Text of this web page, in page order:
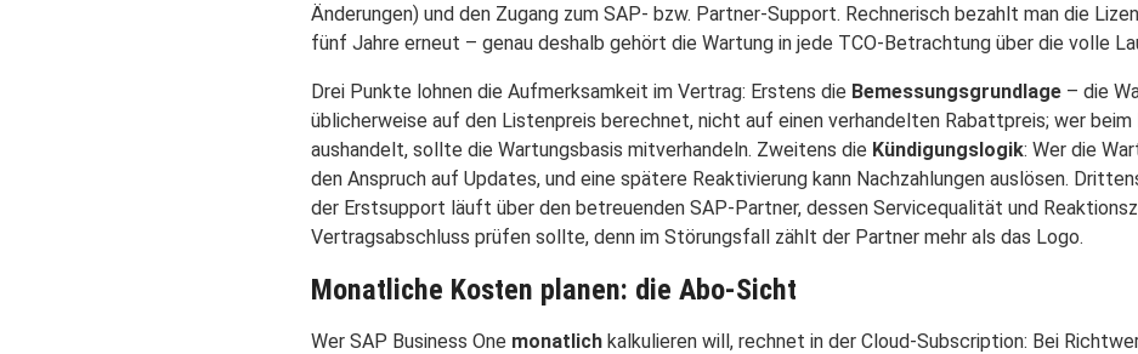
Änderungen) und den Zugang zum SAP- bzw. Partner-Support. Rechnerisch bezahlt man die
fünf Jahre erneut – genau deshalb gehört die Wartung in jede TCO-Betrachtung über die volle
Drei Punkte lohnen die Aufmerksamkeit im Vertrag: Erstens die Bemessungsgrundlage – die
üblicherweise auf den Listenpreis berechnet, nicht auf einen verhandelten Rabattpreis; wer
aushandelt, sollte die Wartungsbasis mitverhandeln. Zweitens die Kündigungslogik: Wer die
den Anspruch auf Updates, und eine spätere Reaktivierung kann Nachzahlungen auslösen.
der Erstsupport läuft über den betreuenden SAP-Partner, dessen Servicequalität und
Vertragsabschluss prüfen sollte, denn im Störungsfall zählt der Partner mehr als das Logo.
Monatliche Kosten planen: die Abo-Sicht
Wer SAP Business One monatlich kalkulieren will, rechnet in der Cloud-Subscription: Bei